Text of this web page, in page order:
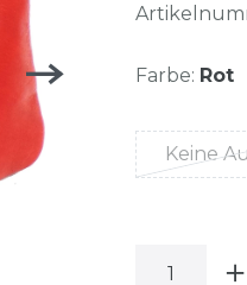
Farbe: Rot
Keine